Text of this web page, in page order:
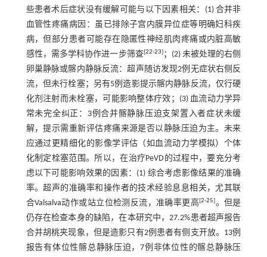
些患者术后症状没有缓解可能与以下因素相关：(1) 合并非
血管性疼痛病因：虽已排除子宫内膜异位症等明确妇科疾
病，但部分患者可能存在隐匿性神经肌肉疼痛或内脏高敏
感性，需多学科协作进一步筛查[22-23]；(2) 未被处理的右侧
卵巢静脉或髂内静脉反流：超声随访发现2例无症状右侧反
流，但未行栓塞；另有5例造影提示髂内静脉反流，仅行硬
化剂注射而未栓塞，可能影响整体疗效；(3) 血流动力学异
常未完全纠正：3例合并髂静脉压迫支架置入者症状未缓
解，提示需重新评估疼痛来源是否以静脉压迫为主。未来
应通过更精细化的影像学评估（如血流动力学模拟）个体
化制定栓塞范围。所以，在治疗PeVD的过程中，要充分考
虑以下可能影响效果的因素：(1) 综合考虑影像结果的准确
率。超声的准确率和操作者的技术经验息息相关，尤其联
合Valsalva动作或站立位检测反流，准确率更高[2-25]。但是
仍存在检查本身的缺陷，在本研究中，27.2%患者超声报告
合并胡桃夹现象，但是造影只有2例患者有侧支开放。13例
报告有体位性髂总静脉压迫，7例非体位性的髂总静脉压